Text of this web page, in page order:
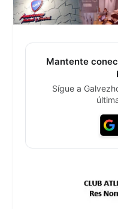
Mantente
Sígue a